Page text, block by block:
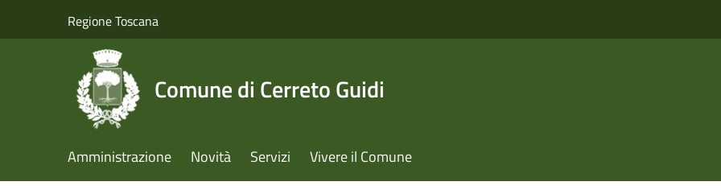
Regione Toscana
Comune di Cerreto Guidi
Amministrazione Novità Servizi Vivere il Comune